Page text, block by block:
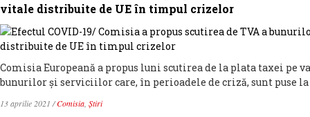
vitale distribuite de UE în timpul crizelor
Comisia Europeană a propus luni scutirea de la plata taxei pe
bunurilor și serviciilor care, în perioadele de criză, sunt puse
13 aprilie 2021 /Comisia Știri